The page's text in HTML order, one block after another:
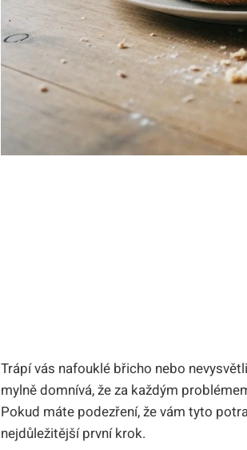
Trápí vás nafouklé břicho nebo
mylně domnívá, že za každým
Pokud máte podezření, že vám tyto
nejdůležitější první krok.